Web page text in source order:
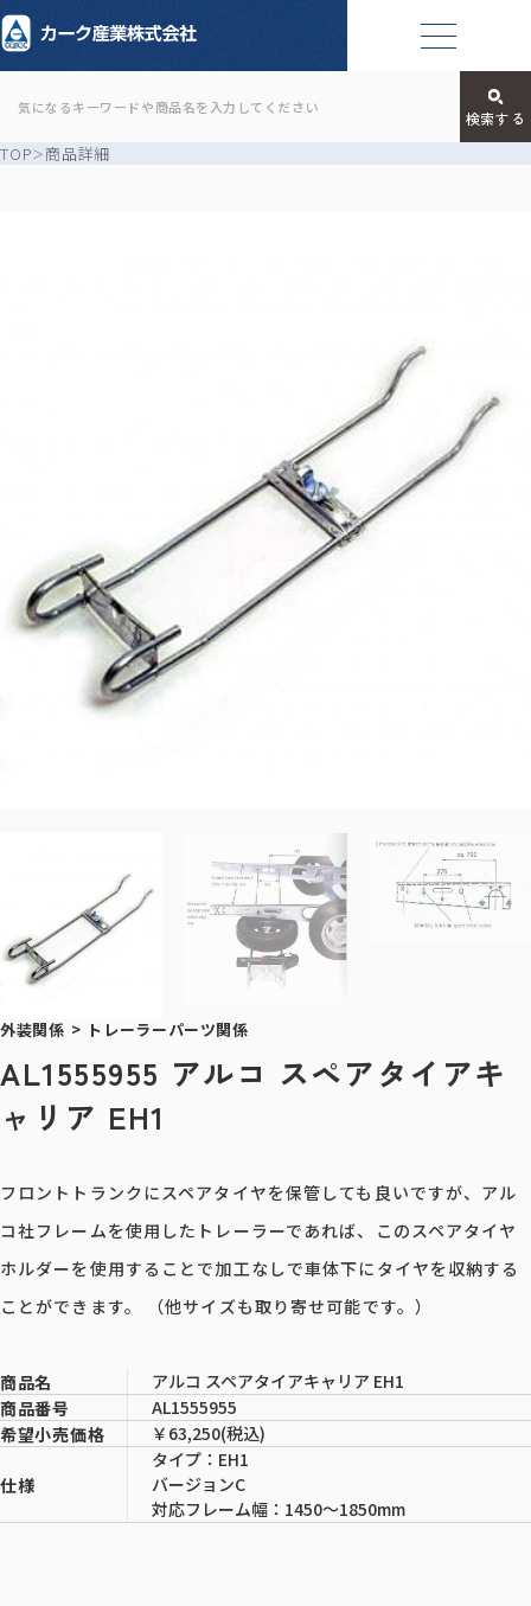
TOP 商品詳細
外装関係 > トレーラーパーツ関係
AL1555955 アルコ スペアタイアキ
ャリア EH1
フロントトランクにスペアタイヤを保管しても良いですが、アル
コ社フレームを使用したトレーラーであれば、このスペアタイヤ
ホルダーを使用することで加工なしで車体下にタイヤを収納する
ことができます。 （他サイズも取り寄せ可能です。）
商品名
アルコ スペアタイアキャリア EH1
商品番号
AL1555955
希望小売価格
￥63,250(税込)
仕様
タイプ：EH1
バージョンC
対応フレーム幅：1450～1850mm